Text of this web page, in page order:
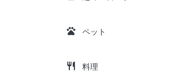
pets ペット
restaurant 料理